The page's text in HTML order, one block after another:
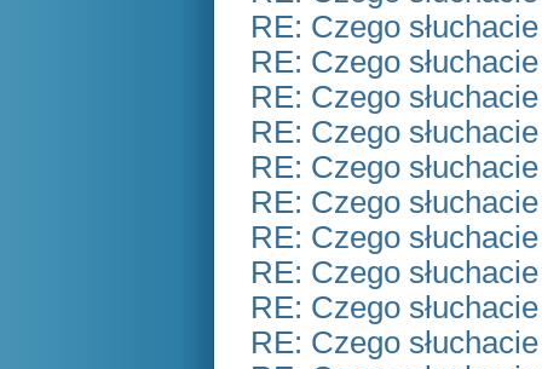
RE: Czego
RE: Czego
RE: Czego
RE: Czego
RE: Czego
RE: Czego
RE: Czego
RE: Czego
RE: Czego
RE: Czego